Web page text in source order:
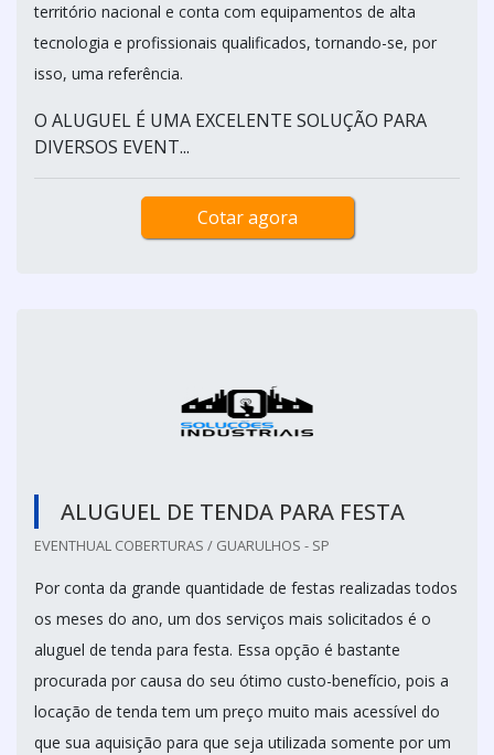
território nacional e conta com equipamentos de alta
tecnologia e profissionais qualificados, tornando-se, por
isso, uma referência.
O ALUGUEL É UMA EXCELENTE SOLUÇÃO PARA
DIVERSOS EVENT...
Cotar agora
ALUGUEL DE TENDA PARA FESTA
EVENTHUAL COBERTURAS / GUARULHOS - SP
Por conta da grande quantidade de festas realizadas todos
os meses do ano, um dos serviços mais solicitados é o
aluguel de tenda para festa. Essa opção é bastante
procurada por causa do seu ótimo custo-benefício, pois a
locação de tenda tem um preço muito mais acessível do
que sua aquisição para que seja utilizada somente por um